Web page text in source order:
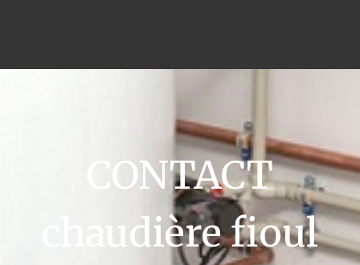
CONTACT
chaudière fioul